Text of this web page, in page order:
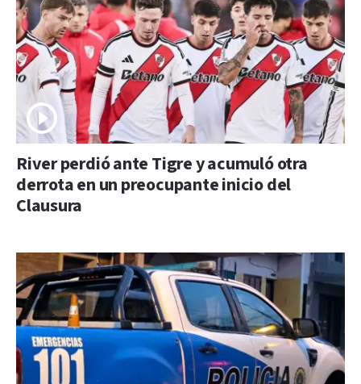
River perdió ante Tigre y acumuló otra
derrota en un preocupante inicio del
Clausura